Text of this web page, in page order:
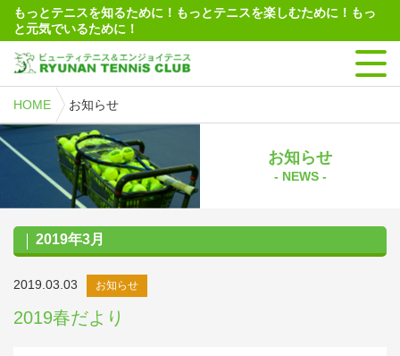
もっとテニスを知るために！もっとテニスを楽しむために！もっ
と元気でいるために！
HOME お知らせ
お知らせ
- NEWS -
2019年3月
2019.03.03 お知らせ
2019春だより